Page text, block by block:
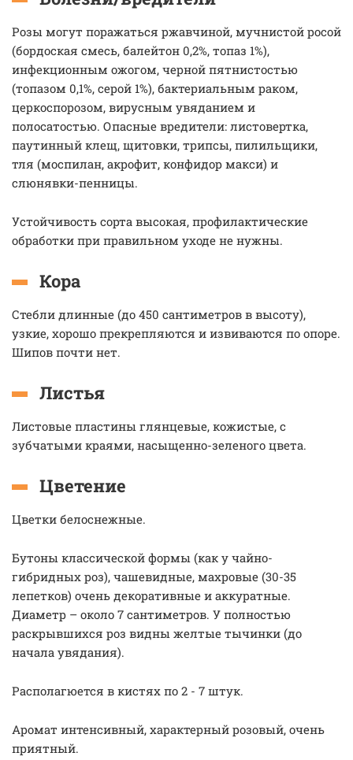
Розы могут поражаться ржавчиной, мучнистой росой
(бордоская смесь, балейтон 0,2%, топаз 1%),
инфекционным ожогом, черной пятнистостью
(топазом 0,1%, серой 1%), бактериальным раком,
церкоспорозом, вирусным увяданием и
полосатостью. Опасные вредители: листовертка,
паутинный клещ, щитовки, трипсы, пилильщики,
тля (моспилан, акрофит, конфидор макси) и
слюнявки-пенницы.
Устойчивость сорта высокая, профилактические
обработки при правильном уходе не нужны.
Кора
Стебли длинные (до 450 сантиметров в высоту),
узкие, хорошо прекрепляются и извиваются по опоре.
Шипов почти нет.
Листья
Листовые пластины глянцевые, кожистые, с
зубчатыми краями, насыщенно-зеленого цвета.
Цветение
Цветки белоснежные.
Бутоны классической формы (как у чайно-
гибридных роз), чашевидные, махровые (30-35
лепетков) очень декоративные и аккуратные.
Диаметр – около 7 сантиметров. У полностью
раскрывшихся роз видны желтые тычинки (до
начала увядания).
Располагюется в кистях по 2 - 7 штук.
Аромат интенсивный, характерный розовый, очень
приятный.